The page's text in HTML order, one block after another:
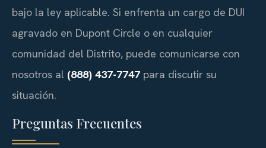
bajo la ley aplicable. Si enfrenta un cargo de DUI
agravado en Dupont Circle o en cualquier
comunidad del Distrito, puede comunicarse con
nosotros al (888) 437-7747 para discutir su
situación.
Preguntas Frecuentes